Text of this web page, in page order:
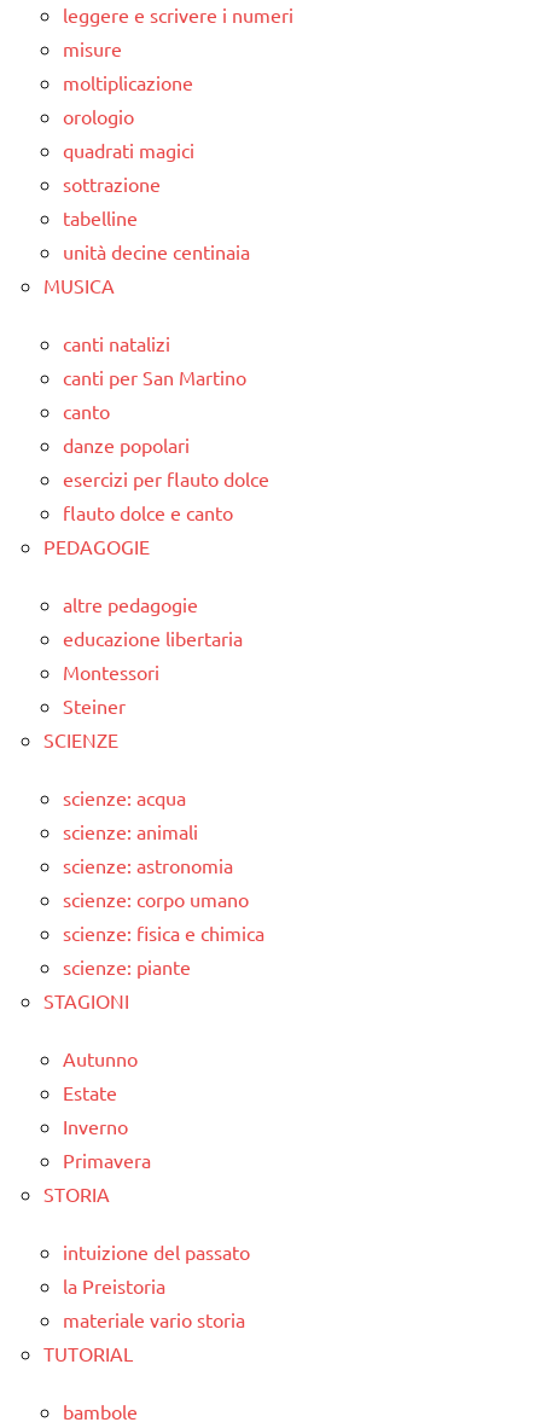
leggere e scrivere i numeri
misure
moltiplicazione
orologio
quadrati magici
sottrazione
tabelline
unità decine centinaia
MUSICA
canti natalizi
canti per San Martino
canto
danze popolari
esercizi per flauto dolce
flauto dolce e canto
PEDAGOGIE
altre pedagogie
educazione libertaria
Montessori
Steiner
SCIENZE
scienze: acqua
scienze: animali
scienze: astronomia
scienze: corpo umano
scienze: fisica e chimica
scienze: piante
STAGIONI
Autunno
Estate
Inverno
Primavera
STORIA
intuizione del passato
la Preistoria
materiale vario storia
TUTORIAL
bambole